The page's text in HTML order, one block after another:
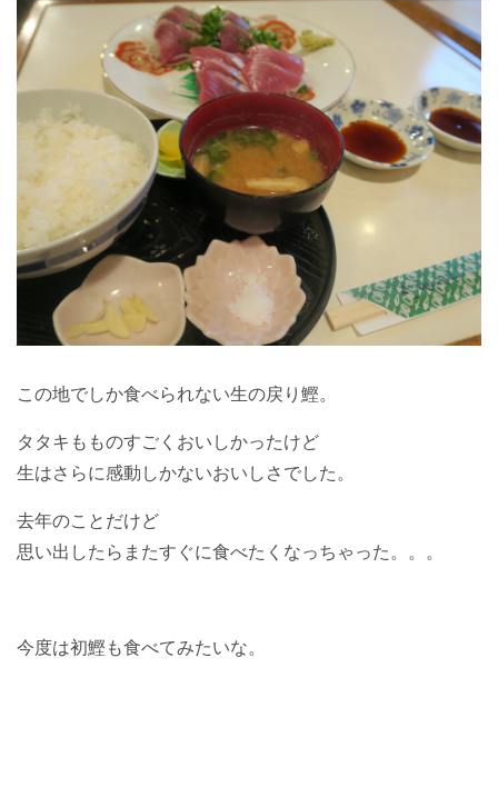
この地でしか食べられない生の戻り鰹。
タタキもものすごくおいしかったけど
生はさらに感動しかないおいしさでした。
去年のことだけど
思い出したらまたすぐに食べたくなっちゃった。。。
今度は初鰹も食べてみたいな。